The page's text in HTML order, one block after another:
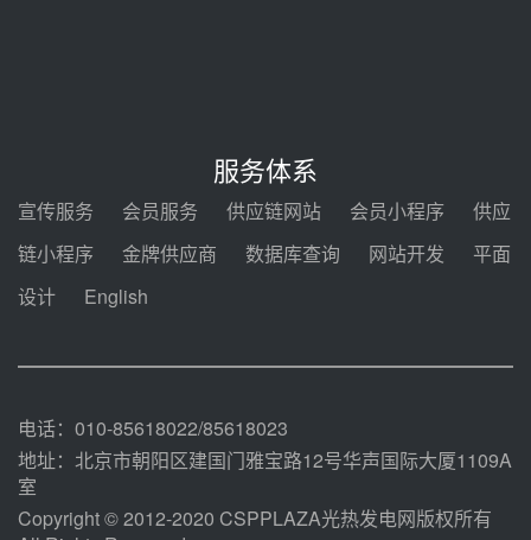
热发电工程EPC总承包项目熔盐截
止阀、熔盐三偏心蝶阀采购
昊森机电中标新疆华电天山北麓基
地100MW光热发电工程EPC总承
能示范项目电加热器厂房顺利封顶
服务体系
宣传服务 会员服务 供应链网站 会员小程序
供应
链小程序
金牌供应商 数据库查询 网站开发
平面
设计
English
电话：010-85618022/85618023
地址：北京市朝阳区建国门雅宝路12号华声国际大厦1109A
室
Copyright © 2012-2020 CSPPLAZA光热发电网版权所有